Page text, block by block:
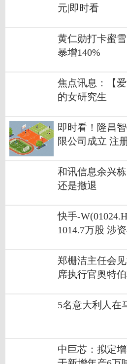
元|即时看
黄仁勋打卡蜜
暴增140%
焦点讯息：【
的女研究生
即时看！隆昌
限公司成立 注
和讯信息余兴
还是撤退
快手-
1014.7万股 涉
郑栅洁主任会
席执行官奥特
5名意大利人在
中巨芯：拟定